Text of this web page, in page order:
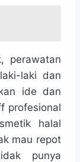
perawatan
laki dan
ide dan
profesional
halal
mau repot
punya